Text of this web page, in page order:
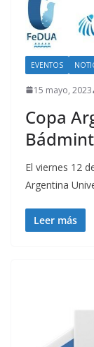
EVENTOS
15 mayo, 2023
Copa
El viernes 12
Argentina
Leer más